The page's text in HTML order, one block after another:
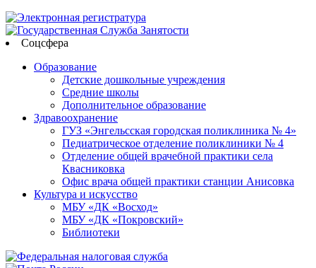
Соцсфера
Образование
Детские дошкольные учреждения
Средние школы
Дополнительное образование
Здравоохранение
ГУЗ «Энгельсская городская поликлиника № 4»
Педиатрическое отделение поликлиники № 4
Отделение общей врачебной практики села
Квасниковка
Офис врача общей практики станции Анисовка
Культура и искусство
МБУ «ДК «Восход»
МБУ «ДК «Покровский»
Библиотеки